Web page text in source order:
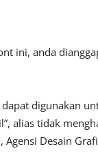
ini, anda
digunakan
alias tidak
Desain